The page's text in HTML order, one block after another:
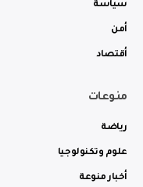
سياسة
أمن
أقتصاد
منوعات
رياضة
علوم وتكنولوجيا
أخبار منوعة